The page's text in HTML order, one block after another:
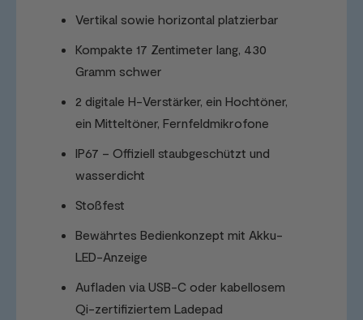
Vertikal sowie horizontal platzierbar
Kompakte 17 Zentimeter lang, 430
Gramm schwer
2 digitale H-Verstärker, ein Hochtöner,
ein Mitteltöner, Fernfeldmikrofone
IP67 – Offiziell staubgeschützt und
wasserdicht
Stoßfest
Bewährtes Bedienkonzept mit Akku-
LED-Anzeige
Aufladen via USB-C oder kabellosem
Qi-zertifiziertem Ladepad